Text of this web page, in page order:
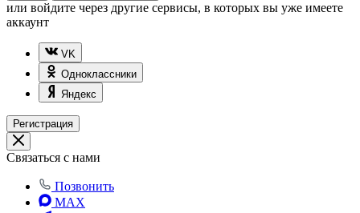
или войдите через другие сервисы, в которых вы уже имеете
аккаунт
VK
Одноклассники
Яндекс
Регистрация
Связаться с нами
Позвонить
MAX